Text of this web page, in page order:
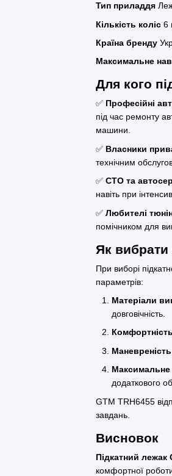
Тип приладдя
Кількість коліс 6
Країна бренду
Максимальне
Для кого
✅ Професійні
під час ремонту
машини.
✅ Власники
технічним
✅ СТО та
навіть при
✅ Любителі
помічником для
Як вибрати
При виборі
параметрів:
Матеріали
довговічність.
Комфортність
Маневреність
Максимальне
додаткового
GTM TRH6455
завдань.
Висновок
Підкатний лежак
комфортної